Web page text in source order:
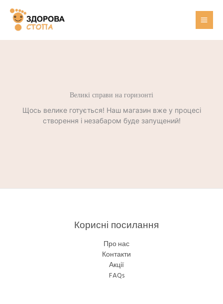
вмісту
Великі справи на горизонті
Щось велике готується! Наш магазин вже у процесі
створення і незабаром буде запущений!
Корисні посилання
Про нас
Контакти
Акції
FAQs